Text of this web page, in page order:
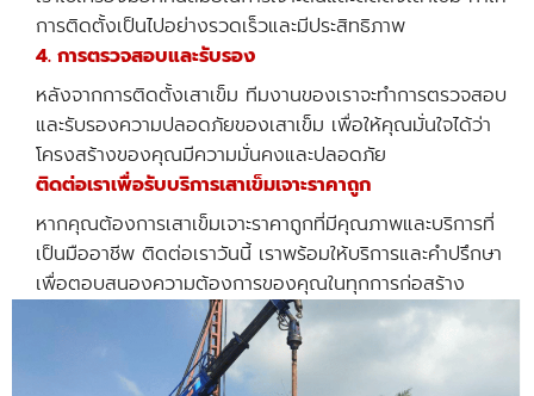
การติดตั้งเป็นไปอย่างรวดเร็วและมีประสิทธิภาพ
4. การตรวจสอบและรับรอง
หลังจากการติดตั้งเสาเข็ม ทีมงานของเราจะทำการตรวจสอบ
และรับรองความปลอดภัยของเสาเข็ม เพื่อให้คุณมั่นใจได้ว่า
โครงสร้างของคุณมีความมั่นคงและปลอดภัย
ติดต่อเราเพื่อรับบริการเสาเข็มเจาะราคาถูก
หากคุณต้องการเสาเข็มเจาะราคาถูกที่มีคุณภาพและบริการที่
เป็นมืออาชีพ ติดต่อเราวันนี้ เราพร้อมให้บริการและคำปรึกษา
เพื่อตอบสนองความต้องการของคุณในทุกการก่อสร้าง